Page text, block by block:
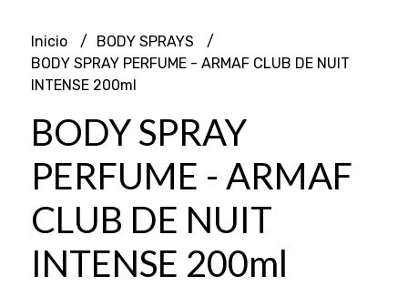
Inicio
BODY SPRAYS
BODY SPRAY PERFUME - ARMAF CLUB DE NUIT
INTENSE 200ml
BODY SPRAY
PERFUME - ARMAF
CLUB DE NUIT
INTENSE 200ml